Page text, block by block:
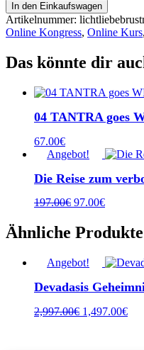
und
die
Liebe
Brüste
Menge
In den Einkaufswagen
Artikelnummer:
Online Kongress, Online Kurs,
Das könnte dir
04 TANTRA goes
67.00€
Angebot!
Die Reise zum
197.00€ Ursprünglicher
war:
197.00€
97.00€Aktueller
ist:
97.00€.
Ähnliche Produkte
Angebot!
Devadasis
2,997.00€ Ursprünglicher
1,497.00€